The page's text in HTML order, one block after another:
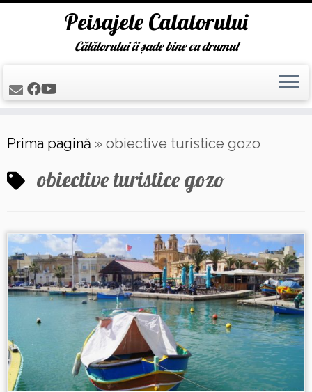
to
content
Peisajele Calatorului
Călătorului îi șade bine cu drumul
Prima pagină » obiective turistice gozo
obiective turistice gozo